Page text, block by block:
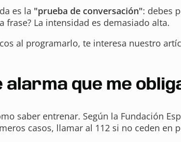
es la "prueba de conversación": debes
La intensidad es demasiado alta.
al programarlo, te interesa nuestro
alarma que me
saber entrenar. Según la Fundación
casos, llamar al 112 si no ceden en